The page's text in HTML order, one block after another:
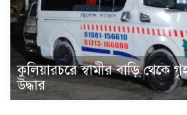
কুলিয়ারচরে স্বামীর বাড়ি থেকে
উদ্ধার